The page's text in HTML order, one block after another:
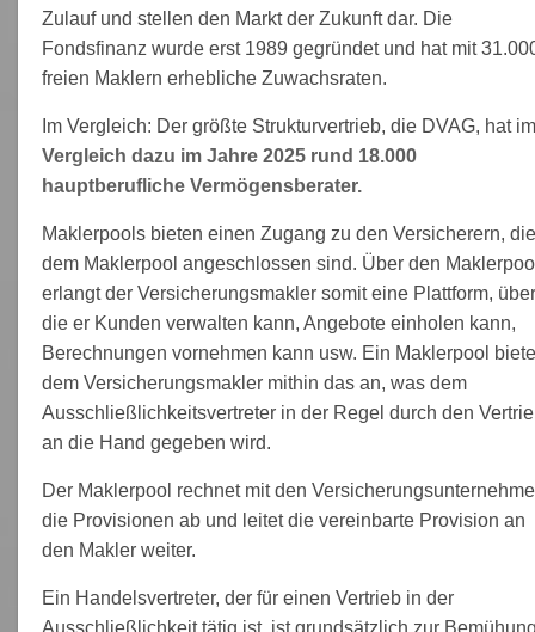
Zulauf und stellen den Markt der Zukunft dar. Die
Fondsfinanz wurde erst 1989 gegründet und hat mit
freien Maklern erhebliche Zuwachsraten.
Im Vergleich: Der größte Strukturvertrieb, die DVAG, hat im
Vergleich dazu im Jahre 2025 rund 18.000
hauptberufliche Vermögensberater.
Maklerpools bieten einen Zugang zu den Versicherern, die
dem Maklerpool angeschlossen sind. Über den
erlangt der Versicherungsmakler somit eine Plattform, über
die er Kunden verwalten kann, Angebote einholen kann,
Berechnungen vornehmen kann usw. Ein Maklerpool
dem Versicherungsmakler mithin das an, was dem
Ausschließlichkeitsvertreter in der Regel durch den
an die Hand gegeben wird.
Der Maklerpool rechnet mit den
die Provisionen ab und leitet die vereinbarte Provision an
den Makler weiter.
Ein Handelsvertreter, der für einen Vertrieb in der
Ausschließlichkeit tätig ist, ist grundsätzlich zur